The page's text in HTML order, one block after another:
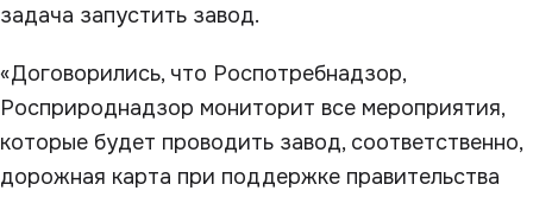
задача запустить завод.
«Договорились, что Роспотребнадзор,
Росприроднадзор мониторит все мероприятия,
которые будет проводить завод, соответственно,
дорожная карта при поддержке правительства